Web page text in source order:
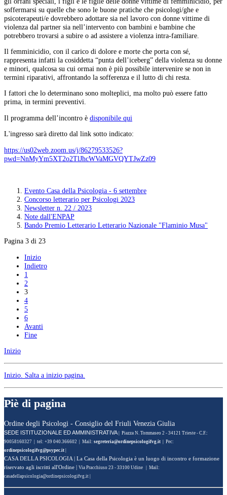
soffermarsi su quelle che sono le buone pratiche che psicologi/ghe e
psicoterapeuti/e dovrebbero adottare sia nel lavoro con donne vittime di
violenza dal partner sia nell’intervento con bambini e bambine che
potrebbero trovarsi a subire o ad assistere a violenza intra-familiare.
Il femminicidio, con il carico di dolore e morte che porta con sé,
rappresenta infatti la cosiddetta “punta dell’iceberg” della violenza su donne
e minori, qualcosa su cui ormai non è più possibile intervenire se non in
termini riparativi, affrontando la sofferenza e il lutto di chi resta.
I fattori che lo determinano sono molteplici, ma molto può essere fatto
prima, in termini preventivi.
Il programma dell’incontro è disponibile qui
L'ingresso sarà diretto dal link sotto indicato:
https://us02web.zoom.us/j/86279533526?
pwd=NnMyYm5XT2o2TlJhcWVaMGVQYTJwZz09
Evento Casa della Psicologia - 6 settembre
Concorso letterario per Psicologi 2023
Newsletter n. 22 / 2023
Note dall'ENPAP
Bando Premio Letterario Letterario Nazionale "Flaminio Musa"
Pagina 3 di 23
Inizio
Indietro
1
2
3
4
5
6
Avanti
Fine
Inizio
Inizio . Salta a inizio pagina.
Piè di pagina
Ordine degli Psicologi - Consiglio del Friuli Venezia Giulia
SEDE ISTITUZIONALE ED AMMINISTRATIVA
| Piazza N. Tommaseo 2 - 34121 Trieste - C.F.:
90058160327 | tel: +39 040.366602 | Mail:
| Pec:
CASA DELLA PSICOLOGIA | La Casa della Psicologia è un luogo di incontro e formazione
riservato agli iscritti all'Ordine |
Via Pracchiuso 23 - 33100 Udine | Mail: